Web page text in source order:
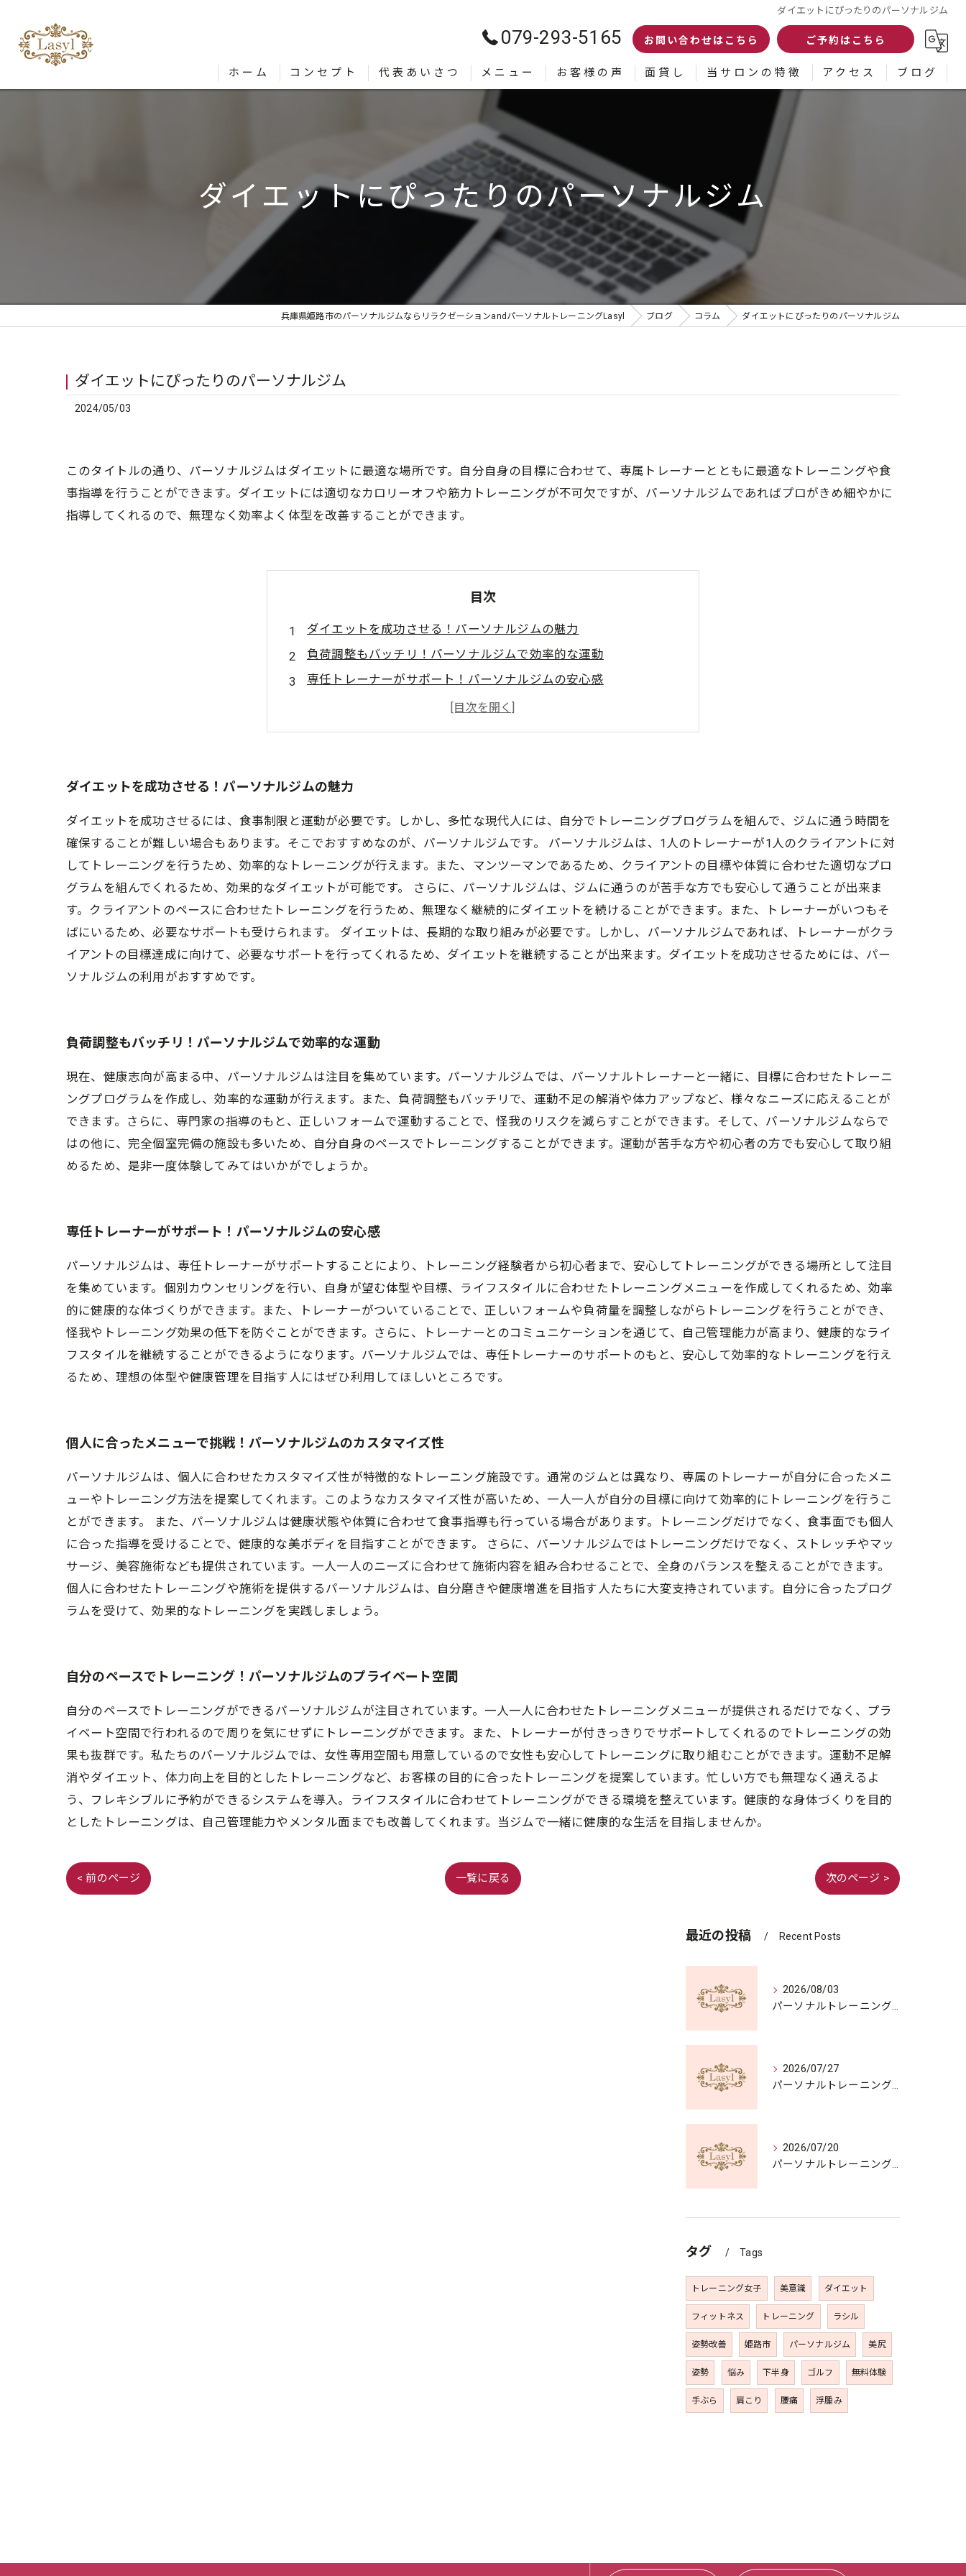
ダイエットにぴったりのパーソナルジム
079-293-5165 お問い合わせはこちら ご予約はこちら
ホーム コンセプト 代表あいさつ メニュー お客様の声 面貸し 当サロンの特徴
リラクゼーション
女性
ダイエット
小顔矯正
アクセス ブログ
ダイエットにぴったりのパーソナルジム
兵庫県姫路市のパーソナルジムならリラクゼーションandパーソナルトレーニングLasyl ブログ コラム ダイエットにぴったりのパーソナルジム
ダイエットにぴったりのパーソナルジム
2024/05/03
このタイトルの通り、パーソナルジムはダイエットに最適な場所です。自分自身の目標に合わせて、専属トレーナーとともに最適なトレーニングや食
事指導を行うことができます。ダイエットには適切なカロリーオフや筋力トレーニングが不可欠ですが、パーソナルジムであればプロがきめ細やかに
指導してくれるので、無理なく効率よく体型を改善することができます。
目次
ダイエットを成功させる！パーソナルジムの魅力
負荷調整もバッチリ！パーソナルジムで効率的な運動
専任トレーナーがサポート！パーソナルジムの安心感
個人に合ったメニューで挑戦！パーソナルジムのカスタマイズ性
自分のペースでトレーニング！パーソナルジムのプライベート空間
ダイエットを成功させる！パーソナルジムの魅力
ダイエットを成功させるには、食事制限と運動が必要です。しかし、多忙な現代人には、自分でトレーニングプログラムを組んで、ジムに通う時間を
確保することが難しい場合もあります。そこでおすすめなのが、パーソナルジムです。 パーソナルジムは、1人のトレーナーが1人のクライアントに対
してトレーニングを行うため、効率的なトレーニングが行えます。また、マンツーマンであるため、クライアントの目標や体質に合わせた適切なプロ
グラムを組んでくれるため、効果的なダイエットが可能です。 さらに、パーソナルジムは、ジムに通うのが苦手な方でも安心して通うことが出来ま
す。クライアントのペースに合わせたトレーニングを行うため、無理なく継続的にダイエットを続けることができます。また、トレーナーがいつもそ
ばにいるため、必要なサポートも受けられます。 ダイエットは、長期的な取り組みが必要です。しかし、パーソナルジムであれば、トレーナーがクラ
イアントの目標達成に向けて、必要なサポートを行ってくれるため、ダイエットを継続することが出来ます。ダイエットを成功させるためには、パー
ソナルジムの利用がおすすめです。
負荷調整もバッチリ！パーソナルジムで効率的な運動
現在、健康志向が高まる中、パーソナルジムは注目を集めています。パーソナルジムでは、パーソナルトレーナーと一緒に、目標に合わせたトレーニ
ングプログラムを作成し、効率的な運動が行えます。また、負荷調整もバッチリで、運動不足の解消や体力アップなど、様々なニーズに応えることが
できます。さらに、専門家の指導のもと、正しいフォームで運動することで、怪我のリスクを減らすことができます。そして、パーソナルジムならで
はの他に、完全個室完備の施設も多いため、自分自身のペースでトレーニングすることができます。運動が苦手な方や初心者の方でも安心して取り組
めるため、是非一度体験してみてはいかがでしょうか。
専任トレーナーがサポート！パーソナルジムの安心感
パーソナルジムは、専任トレーナーがサポートすることにより、トレーニング経験者から初心者まで、安心してトレーニングができる場所として注目
を集めています。個別カウンセリングを行い、自身が望む体型や目標、ライフスタイルに合わせたトレーニングメニューを作成してくれるため、効率
的に健康的な体づくりができます。また、トレーナーがついていることで、正しいフォームや負荷量を調整しながらトレーニングを行うことができ、
怪我やトレーニング効果の低下を防ぐことができます。さらに、トレーナーとのコミュニケーションを通じて、自己管理能力が高まり、健康的なライ
フスタイルを継続することができるようになります。パーソナルジムでは、専任トレーナーのサポートのもと、安心して効率的なトレーニングを行え
るため、理想の体型や健康管理を目指す人にはぜひ利用してほしいところです。
個人に合ったメニューで挑戦！パーソナルジムのカスタマイズ性
パーソナルジムは、個人に合わせたカスタマイズ性が特徴的なトレーニング施設です。通常のジムとは異なり、専属のトレーナーが自分に合ったメニ
ューやトレーニング方法を提案してくれます。このようなカスタマイズ性が高いため、一人一人が自分の目標に向けて効率的にトレーニングを行うこ
とができます。 また、パーソナルジムは健康状態や体質に合わせて食事指導も行っている場合があります。トレーニングだけでなく、食事面でも個人
に合った指導を受けることで、健康的な美ボディを目指すことができます。 さらに、パーソナルジムではトレーニングだけでなく、ストレッチやマッ
サージ、美容施術なども提供されています。一人一人のニーズに合わせて施術内容を組み合わせることで、全身のバランスを整えることができます。
個人に合わせたトレーニングや施術を提供するパーソナルジムは、自分磨きや健康増進を目指す人たちに大変支持されています。自分に合ったプログ
ラムを受けて、効果的なトレーニングを実践しましょう。
自分のペースでトレーニング！パーソナルジムのプライベート空間
自分のペースでトレーニングができるパーソナルジムが注目されています。一人一人に合わせたトレーニングメニューが提供されるだけでなく、プラ
イベート空間で行われるので周りを気にせずにトレーニングができます。また、トレーナーが付きっきりでサポートしてくれるのでトレーニングの効
果も抜群です。私たちのパーソナルジムでは、女性専用空間も用意しているので女性も安心してトレーニングに取り組むことができます。運動不足解
消やダイエット、体力向上を目的としたトレーニングなど、お客様の目的に合ったトレーニングを提案しています。忙しい方でも無理なく通えるよ
う、フレキシブルに予約ができるシステムを導入。ライフスタイルに合わせてトレーニングができる環境を整えています。健康的な身体づくりを目的
としたトレーニングは、自己管理能力やメンタル面までも改善してくれます。当ジムで一緒に健康的な生活を目指しませんか。
< 前のページ 一覧に戻る 次のページ >
最近の投稿 Recent Posts
2026/08/03
パーソナルトレーニング一般の選び方と体験無料を活用する費用比較ガイド
2026/07/27
パーソナルトレーニングを兵庫県姫路市野里新町で体験無料から効率よくスタートする方法
2026/07/20
パーソナルトレーニングで理想を叶えるトレーニングメニューの選び方と体験無料活用術
タグ Tags
トレーニング女子 美意識 ダイエット
フィットネス トレーニング ラシル
姿勢改善 姫路市 パーソナルジム 美尻
姿勢 悩み 下半身 ゴルフ 無料体験
手ぶら 肩こり 腰痛 浮腫み